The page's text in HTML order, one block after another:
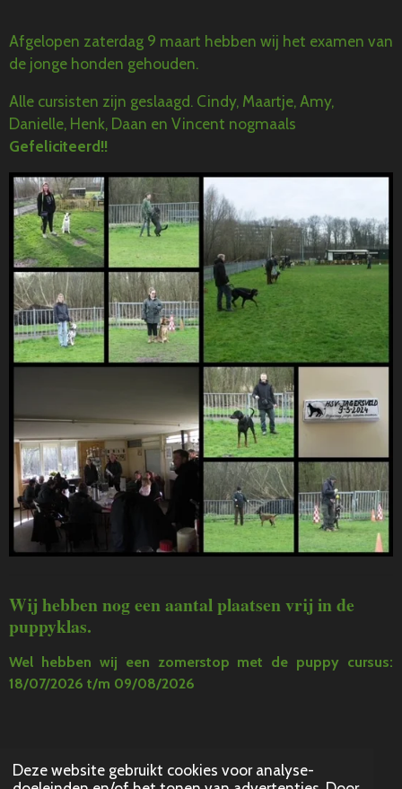
Deze website gebruikt cookies voor analyse-
Afgelopen zaterdag 9 maart hebben wij het examen van
de jonge honden gehouden.
Alle cursisten zijn geslaagd. Cindy, Maartje, Amy,
Danielle, Henk, Daan en Vincent nogmaals
Gefeliciteerd!!
Wij hebben nog een aantal plaatsen vrij in de
puppyklas.
Wel hebben wij een zomerstop met de puppy cursus:
18/07/2026 t/m 09/08/2026
© 2021 - 2024